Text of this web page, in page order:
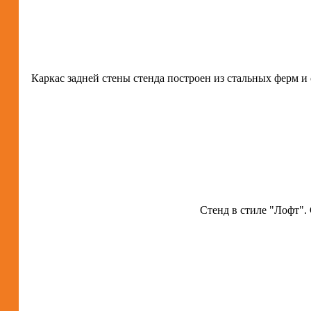
Каркас задней стены стенда построен из стальных
Стенд в стиле "Лофт".